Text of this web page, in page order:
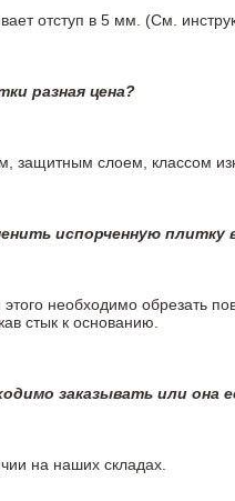
отступ в 5 мм. (См.
разная цена?
защитным слоем, классом
испорченную плитку
необходимо обрезать
стык к основанию.
заказывать или она
на наших складах.